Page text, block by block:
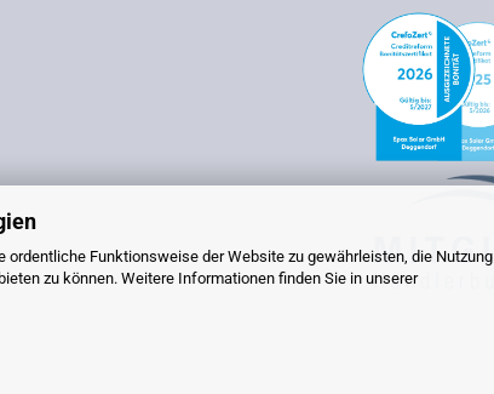
Funktionsweise der Website zu gewährleisten, die Nutzung
zu können. Weitere Informationen finden Sie in unserer